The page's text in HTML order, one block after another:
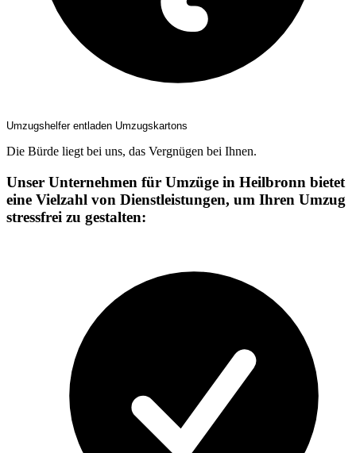
Umzugshelfer entladen Umzugskartons
Die Bürde liegt bei uns, das Vergnügen bei Ihnen.
Unser Unternehmen für Umzüge in Heilbronn bietet
eine Vielzahl von Dienstleistungen, um Ihren Umzug
stressfrei zu gestalten: